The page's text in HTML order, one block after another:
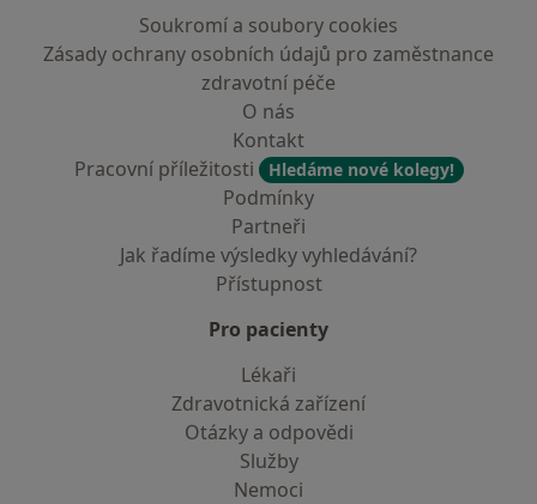
Soukromí a soubory cookies
Zásady ochrany osobních údajů pro zaměstnance
zdravotní péče
O nás
Kontakt
Pracovní příležitosti
Hledáme nové kolegy!
Podmínky
Partneři
Jak řadíme výsledky vyhledávání?
Přístupnost
Pro pacienty
Lékaři
Zdravotnická zařízení
Otázky a odpovědi
Služby
Nemoci